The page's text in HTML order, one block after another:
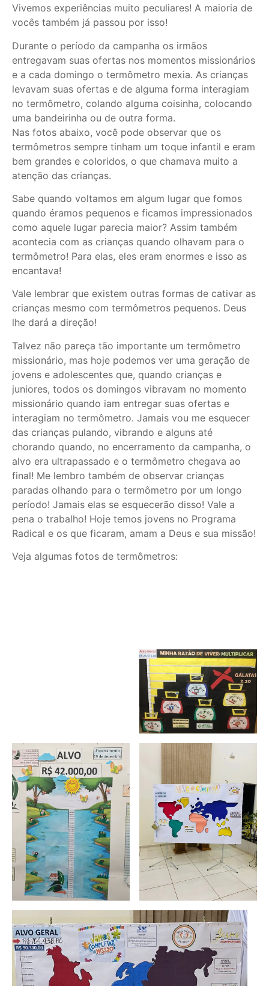
Vivemos experiências muito peculiares! A maioria de
vocês também já passou por isso!
Durante o período da campanha os irmãos
entregavam suas ofertas nos momentos missionários
e a cada domingo o termômetro mexia. As crianças
levavam suas ofertas e de alguma forma interagiam
no termômetro, colando alguma coisinha, colocando
uma bandeirinha ou de outra forma.
Nas fotos abaixo, você pode observar que os
termômetros sempre tinham um toque infantil e eram
bem grandes e coloridos, o que chamava muito a
atenção das crianças.
Sabe quando voltamos em algum lugar que fomos
quando éramos pequenos e ficamos impressionados
como aquele lugar parecia maior? Assim também
acontecia com as crianças quando olhavam para o
termômetro! Para elas, eles eram enormes e isso as
encantava!
Vale lembrar que existem outras formas de cativar as
crianças mesmo com termômetros pequenos. Deus
lhe dará a direção!
Talvez não pareça tão importante um termômetro
missionário, mas hoje podemos ver uma geração de
jovens e adolescentes que, quando crianças e
juniores, todos os domingos vibravam no momento
missionário quando iam entregar suas ofertas e
interagiam no termômetro. Jamais vou me esquecer
das crianças pulando, vibrando e alguns até
chorando quando, no encerramento da campanha, o
alvo era ultrapassado e o termômetro chegava ao
final! Me lembro também de observar crianças
paradas olhando para o termômetro por um longo
período! Jamais elas se esquecerão disso! Vale a
pena o trabalho! Hoje temos jovens no Programa
Radical e os que ficaram, amam a Deus e sua missão!
Veja algumas fotos de termômetros: